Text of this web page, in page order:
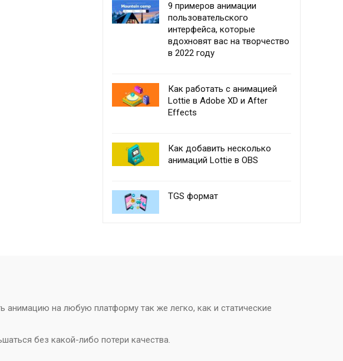
9 примеров анимации
пользовательского
интерфейса, которые
вдохновят вас на творчество
в 2022 году
Как работать с анимацией
Lottie в Adobe XD и After
Effects
Как добавить несколько
анимаций Lottie в OBS
TGS формат
на любую платформу так же легко, как и статические
без какой-либо потери качества.